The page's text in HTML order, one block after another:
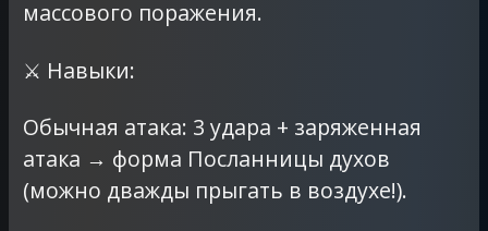
массового поражения.
⚔️ Навыки:
Обычная атака: 3 удара + заряженная
атака → форма Посланницы духов
(можно дважды прыгать в воздухе!).